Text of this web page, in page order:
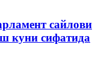
сайлови
куни сифатида